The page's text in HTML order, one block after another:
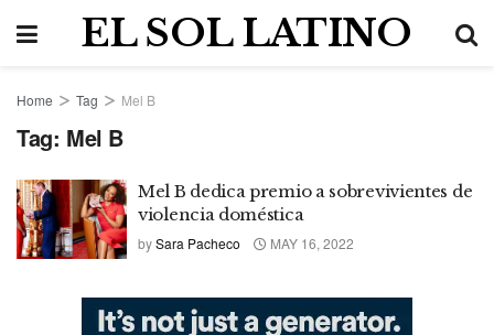
EL SOL LATINO
Home Tag Mel B
Tag: Mel B
Mel B dedica premio a sobrevivientes de
violencia doméstica
bySara Pacheco MAY 16, 2022